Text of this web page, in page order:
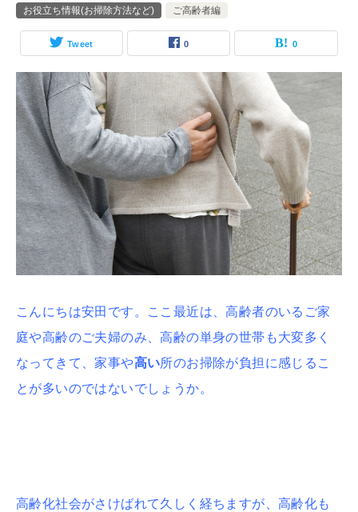
お役立ち情報(お掃除方法など)
ご高齢者編
Tweet 0 0
こんにちは安田です。ここ最近は、高齢者のいるご家
庭や高齢のご夫婦のみ、高齢の単身の世帯も大変多く
なってきて、家事や高い所のお掃除が負担に感じるこ
とが多いのではないでしょうか。
高齢化社会がさけばれて久しく経ちますが、高齢化も